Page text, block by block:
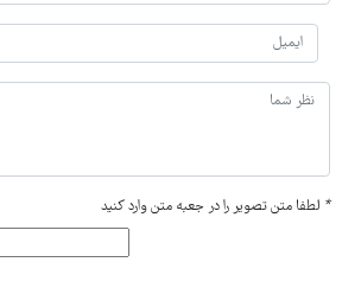
* لطفا متن تصویر را در جعبه متن وارد کنید